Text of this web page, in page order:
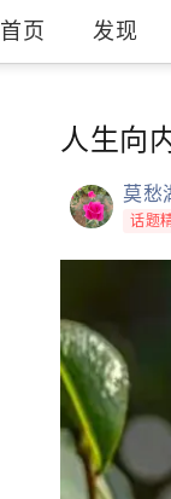
首页 发现
人生向
莫愁
话题